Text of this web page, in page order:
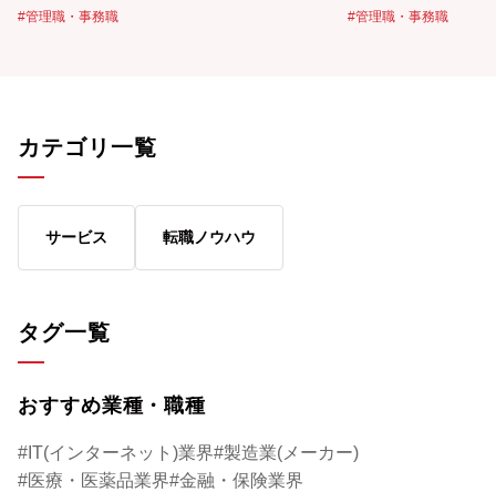
でしょうか。エグゼクティブは外資系企業を
一般的な転職活動とは異なる点も特徴です。
の方法もあわせて紹介します。ぜひ今後のキ
ャリア設計の参考にしてみてください。
管理職・事務職
多いのではないでし
管理職・事務職
カテゴリ一覧
サービス 転職ノウハウ
タグ一覧
おすすめ業種・職種
IT(インターネット)業界 製造業(メーカー)
医療・医薬品業界 金融・保険業界